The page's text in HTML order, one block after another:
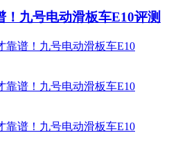
！九号电动滑板车E10评测